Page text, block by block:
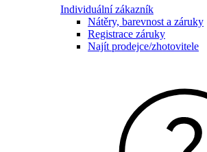
Individuální zákazník
Nátěry, barevnost a záruky
Registrace záruky
Najít prodejce/zhotovitele